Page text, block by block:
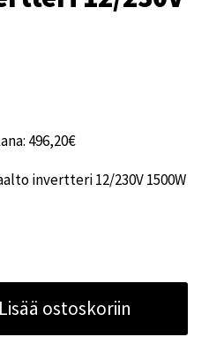
496,20€
invertteri 12/230V 1500W
Lisää ostoskoriin